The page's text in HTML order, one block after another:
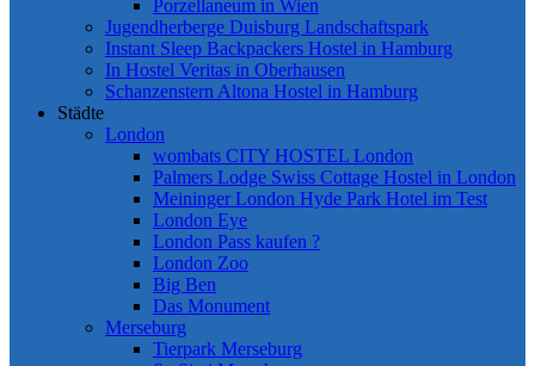
Porzellaneum in Wien
Jugendherberge Duisburg Landschaftspark
Instant Sleep Backpackers Hostel in Hamburg
In Hostel Veritas in Oberhausen
Schanzenstern Altona Hostel in Hamburg
Städte
London
wombats CITY HOSTEL London
Palmers Lodge Swiss Cottage Hostel in London
Meininger London Hyde Park Hotel im Test
London Eye
London Pass kaufen ?
London Zoo
Big Ben
Das Monument
Merseburg
Tierpark Merseburg